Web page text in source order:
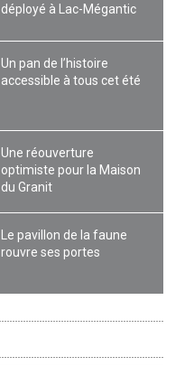
déployé à Lac-Mégantic
Un pan de l’histoire
accessible à tous cet été
Une réouverture
optimiste pour la Maison
du Granit
Le pavillon de la faune
rouvre ses portes